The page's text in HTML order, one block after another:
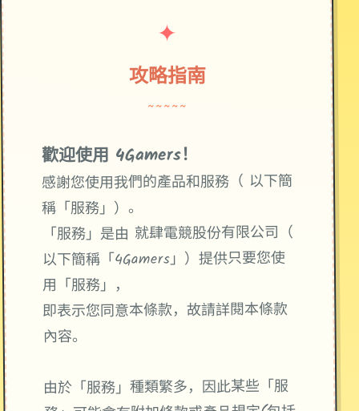
✦
攻略指南
~~~~~
歡迎使用 4Gamers！
感謝您使用我們的產品和服務（ 以下簡
稱「服務」）。
「服務」是由 就肆電競股份有限公司（
以下簡稱「4Gamers」）提供只要您使
用「服務」，
即表示您同意本條款，故請詳閱本條款
內容。
由於「服務」種類繁多，因此某些「服